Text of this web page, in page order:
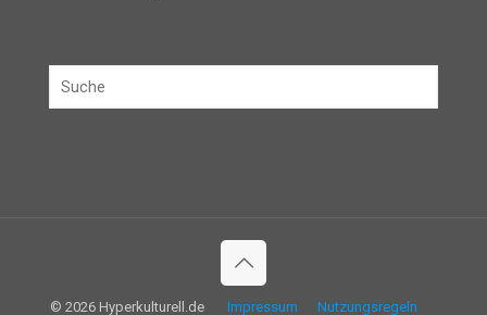
© 2026 Hyperkulturell.de Impressum Nutzungsregeln